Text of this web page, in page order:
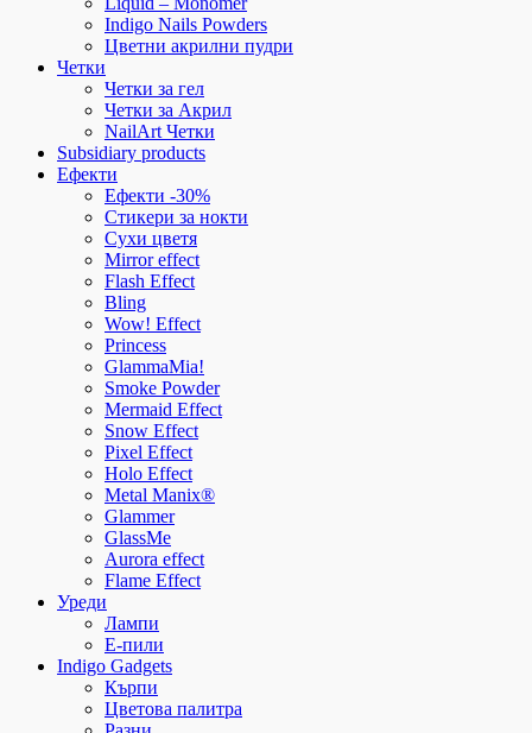
Indigo Nails Powders
Цветни акрилни пудри
Четки
Четки за гел
Четки за Акрил
NailArt Четки
Subsidiary products
Ефекти
Ефекти -30%
Стикери за нокти
Сухи цветя
Mirror effect
Flash Effect
Bling
Wow! Effect
Princess
GlammaMia!
Smoke Powder
Mermaid Effect
Snow Effect
Pixel Effect
Holo Effect
Metal Manix®
Glammer
GlassMe
Aurora effect
Flame Effect
Уреди
Лампи
E-пили
Indigo Gadgets
Кърпи
Цветова палитра